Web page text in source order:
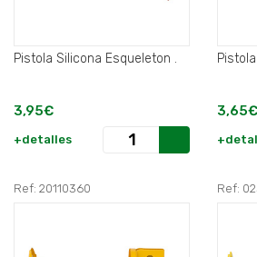
Pistola Silicona Esqueleton .
3,95€
+detalles
3,65€
Ref: 20110360 Ref: